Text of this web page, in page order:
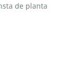
de planta